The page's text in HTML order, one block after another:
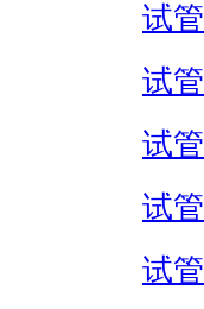
试
试
试
试
试